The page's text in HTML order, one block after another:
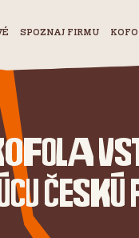
SPOZNAJ FIRMU
českú